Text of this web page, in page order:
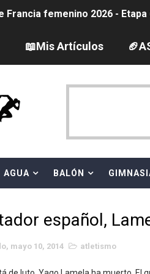
Francia femenino 2026 - Etapa
Pro Baseball League 2026
de Europa en aguas
de Europa de pentatlón
de Europa de natación
2026
📖Mis Artículos
AGUA BALÓN
español,
mayo 10, 2014 atletismo